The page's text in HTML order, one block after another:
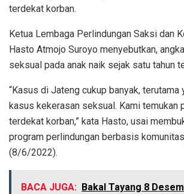
terdekat korban.
Ketua Lembaga Perlindungan Saksi dan
Hasto Atmojo Suroyo menyebutkan,
seksual pada anak naik sejak satu tahun
“Kasus di Jateng cukup banyak, terutama
kasus kekerasan seksual. Kami temukan
terdekat korban,” kata Hasto, usai
program perlindungan berbasis
(8/6/2022).
BACA JUGA: Bakal Tayang 8